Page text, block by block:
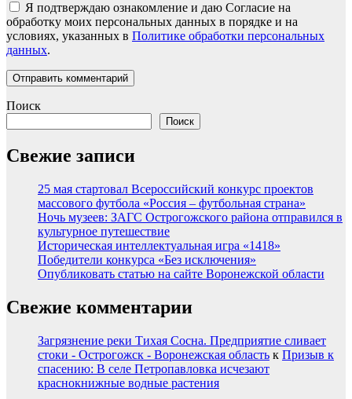
Я подтверждаю ознакомление и даю Согласие на
обработку моих персональных данных в порядке и на
условиях, указанных в Политике обработки персональных
данных.
Поиск
Поиск
Свежие записи
25 мая стартовал Всероссийский конкурс проектов
массового футбола «Россия – футбольная страна»
Ночь музеев: ЗАГС Острогожского района отправился в
культурное путешествие
Историческая интеллектуальная игра «1418»
Победители конкурса «Без исключения»
Опубликовать статью на сайте Воронежской области
Свежие комментарии
Загрязнение реки Тихая Сосна. Предприятие сливает
стоки - Острогожск - Воронежская область к Призыв к
спасению: В селе Петропавловка исчезают
краснокнижные водные растения